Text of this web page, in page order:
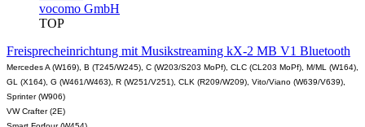
vocomo GmbH
TOP
Freisprecheinrichtung mit Musikstreaming kX-2 MB V1 Bluetooth
Mercedes A (W169), B (T245/W245), C (W203/S203 MoPf), CLC (CL203 MoPf), M/ML (W164),
GL (X164), G (W461/W463), R (W251/V251), CLK (R209/W209), Vito/Viano (W639/V639),
Sprinter (W906)
VW Crafter (2E)